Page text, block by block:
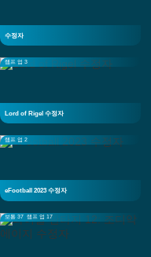
수정자
램프 업 3
Lord of Rigel 수정자
램프 업 2
eFootball 2023 수정자
보통 37 램프 업 17